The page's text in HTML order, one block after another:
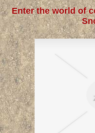
Enter the world of